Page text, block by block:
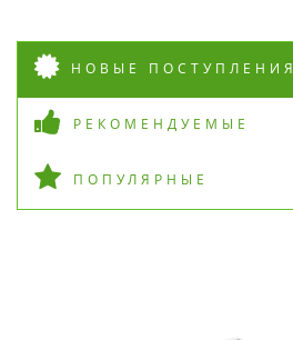
НОВЫЕ ПОСТУПЛЕНИЯ
РЕКОМЕНДУЕМЫЕ
ПОПУЛЯРНЫЕ